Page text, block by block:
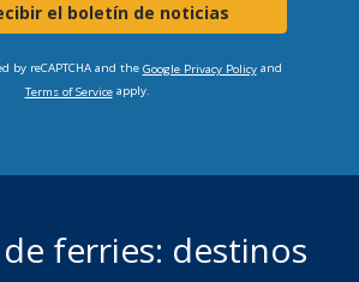
el boletín de noticias
by reCAPTCHA and the Google Privacy Policyand
Terms of Serviceapply.
ferries: destinos